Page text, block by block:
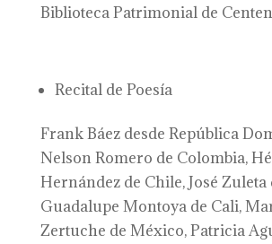
Biblioteca Patrimonial de
Recital de Poesía
Frank Báez desde República
Nelson Romero de Colombia,
Hernández de Chile, José Zuleta
Guadalupe Montoya de Cali,
Zertuche de México, Patricia